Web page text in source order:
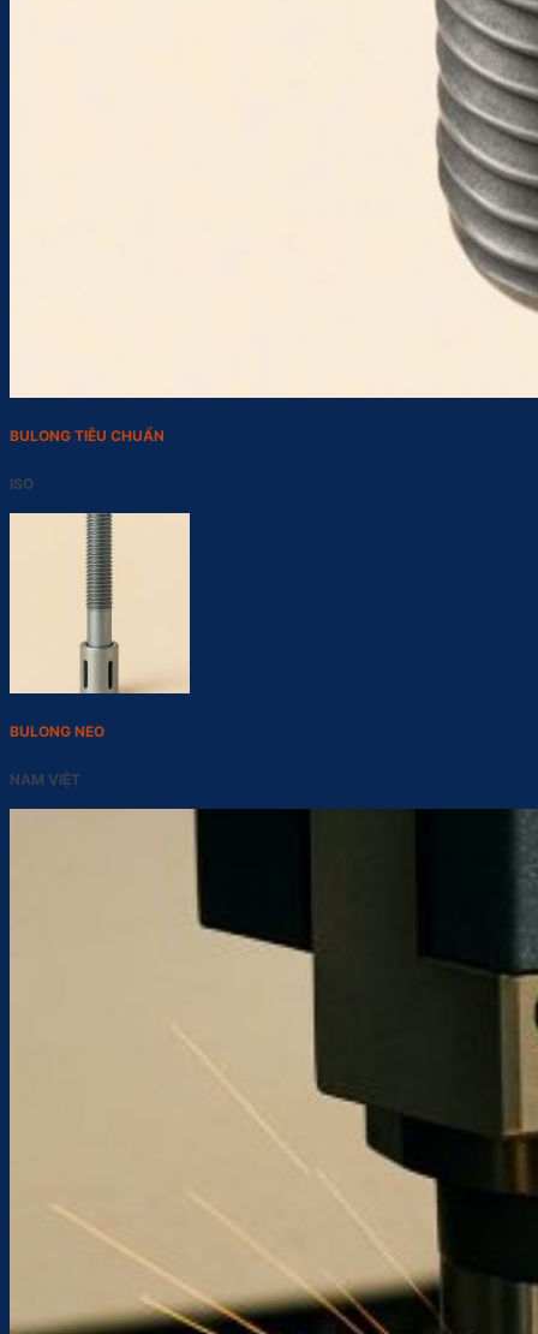
BULONG TIÊU CHUẨN
ISO
BULONG NEO
NAM VIỆT